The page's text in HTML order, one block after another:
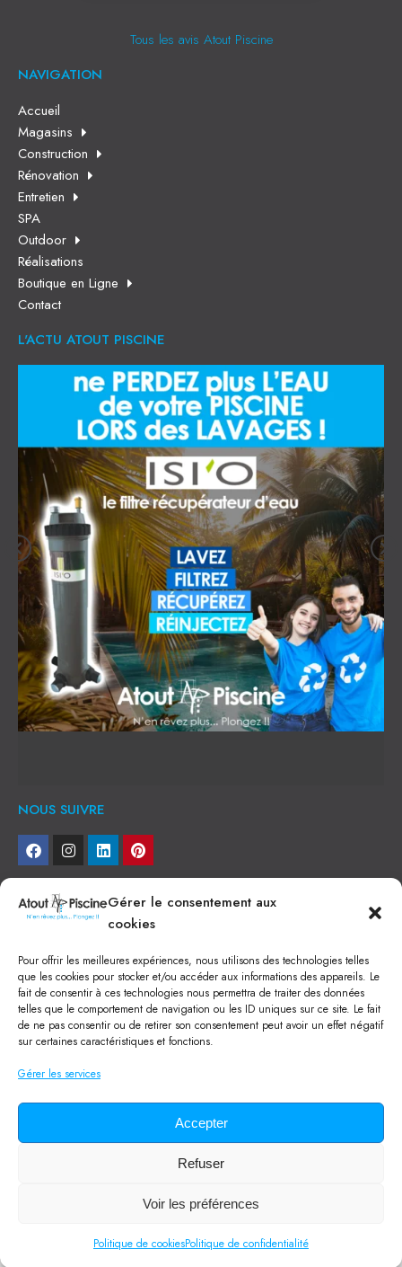
Gérer le consentement aux
cookies
Pour offrir les meilleures expériences, nous utilisons des technologies telles
que les cookies pour stocker et/ou accéder aux informations des appareils. Le
fait de consentir à ces technologies nous permettra de traiter des données
telles que le comportement de navigation ou les ID uniques sur ce site. Le fait
de ne pas consentir ou de retirer son consentement peut avoir un effet négatif
sur certaines caractéristiques et fonctions.
Gérer les services
Accepter
Refuser
Voir les préférences
Politique de cookiesPolitique de confidentialité
Tous les avis Atout Piscine
NAVIGATION
Accueil
Magasins
Construction
Rénovation
Entretien
SPA
Outdoor
Réalisations
Boutique en Ligne
Contact
L'ACTU ATOUT PISCINE
NOUS SUIVRE
NEWSLETTER
Je veux recevoir toute l'actu
NOS SERVICES
Construction de piscine béton à Narbonne
Piscine coque à Narbonne
Acheter SPA à Narbonne
Pisciniste Narbonne
Mini piscine
Location machine avec chauffeur
Atout Piscine
Mentions légales/Politique de confidentialité
Statcounter code invalid. Insert a fresh copy.